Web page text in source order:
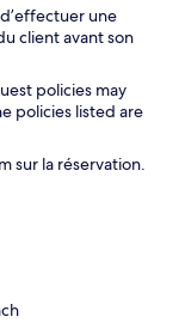
une
client avant son
policies may
policies listed are
sur la réservation.